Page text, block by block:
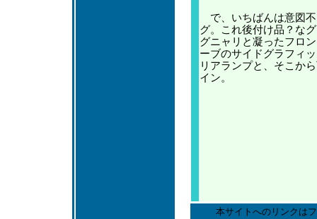
で、いちばんは意図
グ。これ後付け品？な
グニャリと凝ったフロ
ーブのサイドグラフィ
リアランプと、そこか
イン。
本サイトへのリンクは